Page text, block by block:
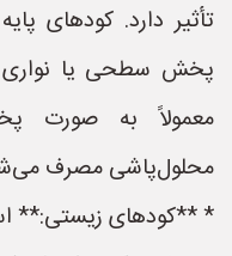
تأثیر دارد. کودهای
پخش سطحی یا
معمولاً به صورت
محلول‌پاشی مصرف
* **کودهای زیستی:**